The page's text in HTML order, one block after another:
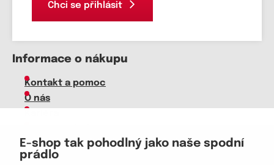
E-shop tak pohodlný jako naše spodní
prádlo
Chci se přihlásit
Informace o nákupu
Kontakt a pomoc
O nás
Velkoobchod
Vrácení zboží, reklamace